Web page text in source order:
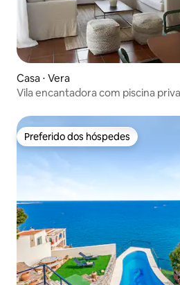
Casa ⋅ Vera
Vila encantadora com piscina
Preferido dos hóspedes
Preferido dos hóspedes